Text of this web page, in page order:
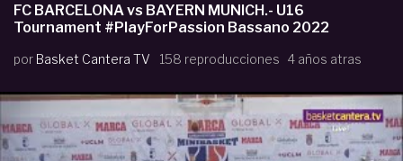
FC BARCELONA vs BAYERN MUNICH.- U16
Tournament #PlayForPassion Bassano 2022
por Basket Cantera TV 158 reproducciones 4 años atras